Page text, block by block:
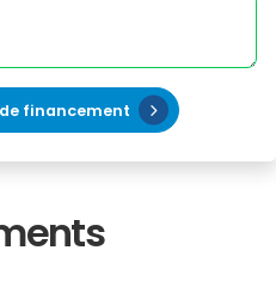
financement